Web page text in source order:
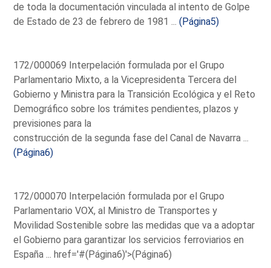
de toda la documentación vinculada al intento de Golpe
de Estado de 23 de febrero de 1981 ...(Página5)
172/000069 Interpelación formulada por el Grupo
Parlamentario Mixto, a la Vicepresidenta Tercera del
Gobierno y Ministra para la Transición Ecológica y el Reto
Demográfico sobre los trámites pendientes, plazos y
previsiones para la
construcción de la segunda fase del Canal de Navarra ...
(Página6)
172/000070 Interpelación formulada por el Grupo
Parlamentario VOX, al Ministro de Transportes y
Movilidad Sostenible sobre las medidas que va a adoptar
el Gobierno para garantizar los servicios ferroviarios en
España ...href='#(Página6)'>(Página6)